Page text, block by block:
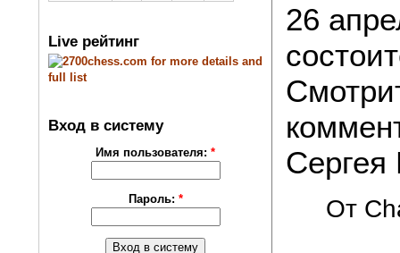
Live рейтинг
Вход в систему
Имя пользователя:*
Пароль: *
26
От